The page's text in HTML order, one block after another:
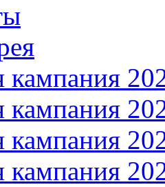
кампания
кампания
кампания
кампания